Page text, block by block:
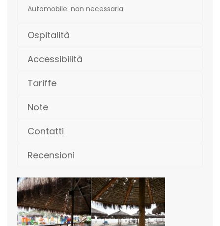
Automobile: non necessaria
Ospitalità
Accessibilità
Tariffe
Note
Contatti
Recensioni